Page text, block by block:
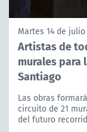
Martes 14 de julio
Artistas de
murales para
Santiago
Las obras
circuito de 21
del futuro